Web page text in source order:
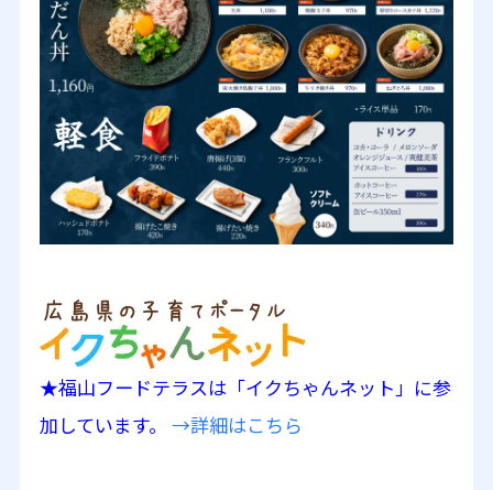
★福山フードテラスは「イクちゃんネット」に参
加しています。 →詳細はこちら